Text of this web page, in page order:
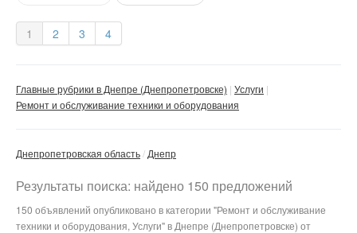
1 2 3 4
Главные рубрики в Днепре (Днепропетровске) Услуги
Ремонт и обслуживание техники и оборудования
Днепропетровская область Днепр
Результаты поиска: найдено 150 предложений
150 объявлений опубликовано в категории "Ремонт и обслуживание
техники и оборудования, Услуги" в Днепре (Днепропетровске) от